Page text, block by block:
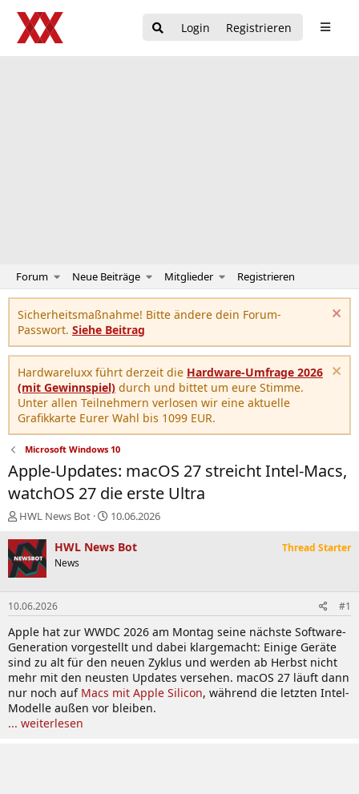
Login Registrieren
Forum Neue Beiträge Mitglieder Registrieren
Sicherheitsmaßnahme! Bitte ändere dein Forum-
Passwort. Siehe Beitrag
Hardwareluxx führt derzeit die Hardware-Umfrage 2026
(mit Gewinnspiel) durch und bittet um eure Stimme.
Unter allen Teilnehmern verlosen wir eine aktuelle
Grafikkarte Eurer Wahl bis 1099 EUR.
Microsoft Windows 10
Apple-Updates: macOS 27 streicht Intel-Macs,
watchOS 27 die erste Ultra
E
s
t
e
l
e
r
HWL News Bot
E
s
t
a
m
10.06.2026
HWL News Bot
News
Thread Starter
10.06.2026 #1
Apple hat zur WWDC 2026 am Montag seine nächste Software-
Generation vorgestellt und dabei klargemacht: Einige Geräte
sind zu alt für den neuen Zyklus und werden ab Herbst nicht
mehr mit den neusten Updates versehen. macOS 27 läuft dann
nur noch auf Macs mit Apple Silicon, während die letzten Intel-
Modelle außen vor bleiben.
... weiterlesen